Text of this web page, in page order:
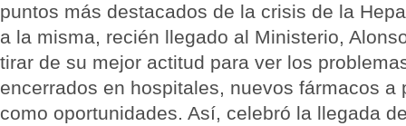
puntos más destacados de la crisis de la
a la misma, recién llegado al Ministerio,
tirar de su mejor actitud para ver los
encerrados en hospitales, nuevos fármacos
como oportunidades. Así, celebró la llegada